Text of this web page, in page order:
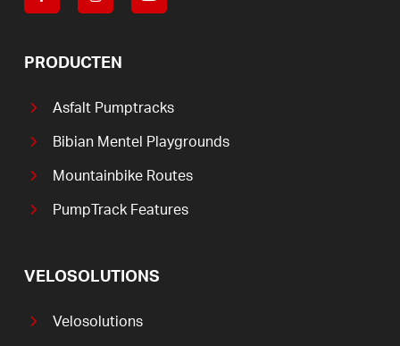
PRODUCTEN
Asfalt Pumptracks
Bibian Mentel Playgrounds
Mountainbike Routes
PumpTrack Features
VELOSOLUTIONS
Velosolutions